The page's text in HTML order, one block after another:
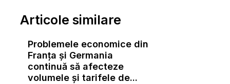
Articole similare
Problemele economice din
Franța și Germania
continuă să afecteze
volumele și tarifele de...